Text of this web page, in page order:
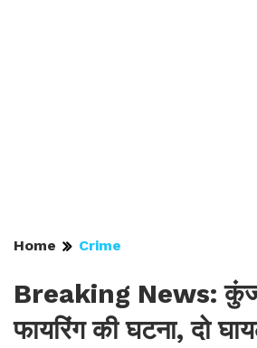
Home Crime
Breaking News:
फायरिंग की घटना, दो